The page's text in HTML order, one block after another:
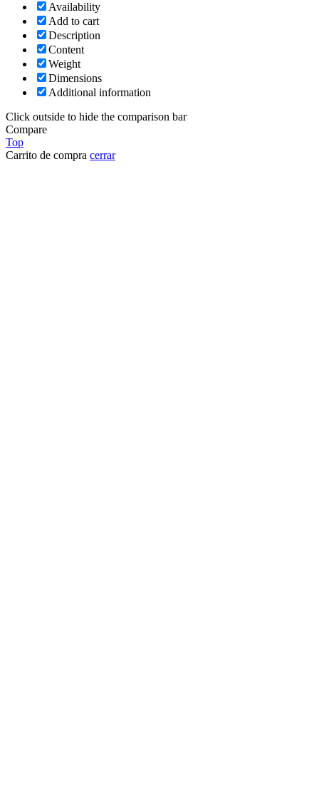
Availability
Add to cart
Description
Content
Weight
Dimensions
Additional information
Click outside to hide the comparison bar
Compare
Top
Carrito de compra cerrar